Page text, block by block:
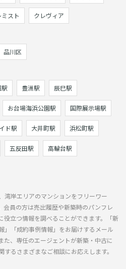
スト クレヴィア
品川区
駅 豊洲駅 辰巳駅
お台場海浜公園駅 国際展示場駅
ド駅 大井町駅 浜松町駅
五反田駅 高輪台駅
湾岸エリアのマンションをフリーワー
会員の方は売出履歴や新築時のパンフレ
役立つ情報を調べることができます。「新
」「成約事例情報」をお届けするメール
た、専任のエージェントが新築・中古に
るさまざまなご相談にお応えします。